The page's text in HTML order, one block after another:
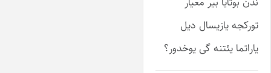
تورکجه یازیسال دیل
یاراتما یئتنه گی یوخدور؟